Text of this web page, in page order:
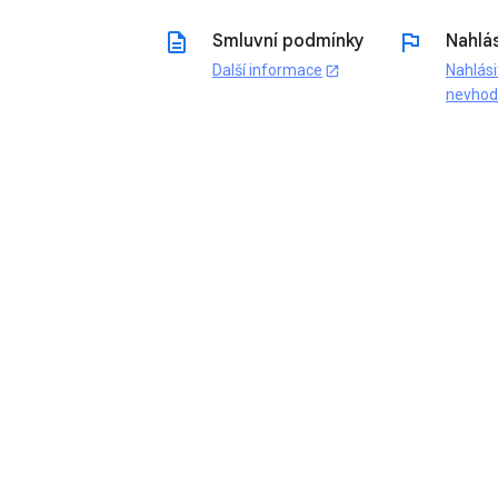
description Smluvní podmínky
Další informace open_in_new
flag